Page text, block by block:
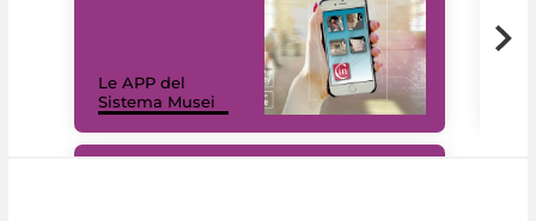
Le APP del
Sistema Musei